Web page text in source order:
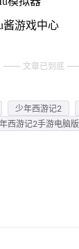
酱游戏中心
文章已到底
少年西游记2
西游记2手游电脑版